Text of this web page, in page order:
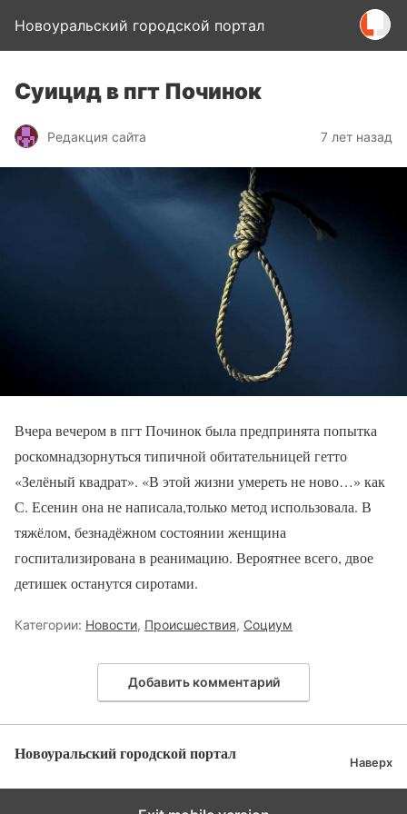
Новоуральский городской портал
Суицид в пгт Починок
Редакция сайта 7 лет назад
Вчера вечером в пгт Починок была предпринята попытка
роскомнадзорнуться типичной обитательницей гетто
«Зелёный квадрат». «В этой жизни умереть не ново…» как
С. Есенин она не написала,только метод использовала. В
тяжёлом, безнадёжном состоянии женщина
госпитализирована в реанимацию. Вероятнее всего, двое
детишек останутся сиротами.
Категории: Новости, Происшествия, Социум
Добавить комментарий
Новоуральский городской портал Наверх